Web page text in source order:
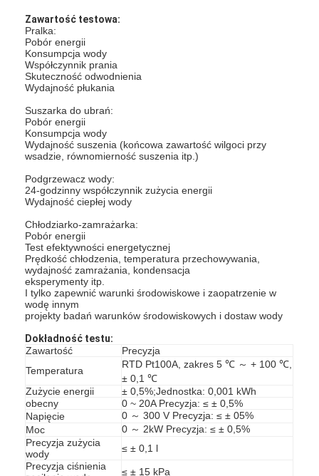
Do domu
Produkty
Filmy
O nas
Wycieczka po fabryce
Kontrola jakości
Skontaktuj się z nami
Nowości
Zawartość testowa:
Pralka:
Pobór energii
Konsumpcja wody
Współczynnik prania
Skuteczność odwodnienia
Wydajność płukania
Suszarka do ubrań:
Pobór energii
Konsumpcja wody
Wydajność suszenia (końcowa zawartość wilgoci przy
wsadzie, równomierność suszenia itp.)
Podgrzewacz wody:
24-godzinny współczynnik zużycia energii
Wydajność ciepłej wody
Chłodziarko-zamrażarka:
Pobór energii
Test efektywności energetycznej
Prędkość chłodzenia, temperatura przechowywania,
wydajność zamrażania, kondensacja
eksperymenty itp.
I tylko zapewnić warunki środowiskowe i zaopatrzenie w
wodę innym
projekty badań warunków środowiskowych i dostaw wody
Dokładność testu:
Zawartość
Precyzja
Temperatura
RTD Pt100A, zakres 5 ℃ ～ + 100 ℃,
± 0,1 ℃
Zużycie energii
± 0,5%;Jednostka: 0,001 kWh
obecny
0 ~ 20A Precyzja: ≤ ± 0,5%
Napięcie
0 ～ 300 V Precyzja: ≤ ± 05%
Moc
0 ～ 2kW Precyzja: ≤ ± 0,5%
Precyzja zużycia
wody
≤ ± 0,1 l
Precyzja ciśnienia
≤ ± 15 kPa